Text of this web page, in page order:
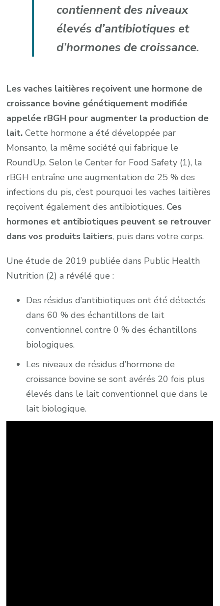
contiennent des niveaux
élevés d’antibiotiques et
d’hormones de croissance.
Les vaches laitières reçoivent une hormone de
croissance bovine génétiquement modifiée
appelée rBGH pour augmenter la production de
lait.Cette hormone a été développée par
Monsanto, la même société qui fabrique le
RoundUp. Selon le Center for Food Safety (1), la
rBGH entraîne une augmentation de 25 % des
infections du pis, c’est pourquoi les vaches laitières
reçoivent également des antibiotiques. Ces
hormones et antibiotiques peuvent se retrouver
dans vos produits laitiers, puis dans votre corps.
Une étude de 2019 publiée dans Public Health
Nutrition (2) a révélé que :
Des résidus d’antibiotiques ont été détectés
dans 60 % des échantillons de lait
conventionnel contre 0 % des échantillons
biologiques.
Les niveaux de résidus d’hormone de
croissance bovine se sont avérés 20 fois plus
élevés dans le lait conventionnel que dans le
lait biologique.